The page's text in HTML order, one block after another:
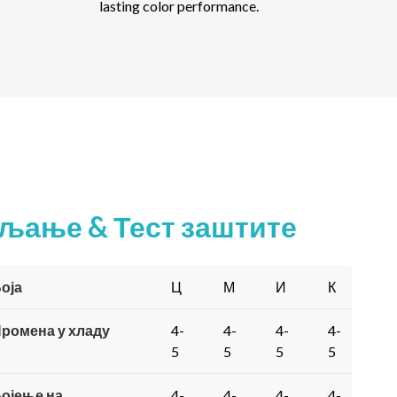
lasting color performance.
& Тест заштите
Ц М И К
у хладу
4-
5
4-
5
4-
5
4-
5